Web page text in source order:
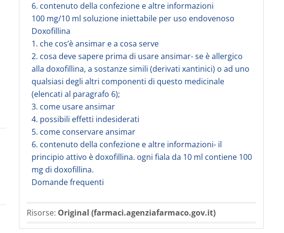
6. contenuto della confezione e altre informazioni
100 mg/10 ml soluzione iniettabile per uso endovenoso
Doxofillina
1. che cos’è ansimar e a cosa serve
2. cosa deve sapere prima di usare ansimar- se è allergico
alla doxofillina, a sostanze simili (derivati xantinici) o ad uno
qualsiasi degli altri componenti di questo medicinale
(elencati al paragrafo 6);
3. come usare ansimar
4. possibili effetti indesiderati
5. come conservare ansimar
6. contenuto della confezione e altre informazioni- il
principio attivo è doxofillina. ogni fiala da 10 ml contiene 100
mg di doxofillina.
Domande frequenti
Risorse: Original (farmaci.agenziafarmaco.gov.it)